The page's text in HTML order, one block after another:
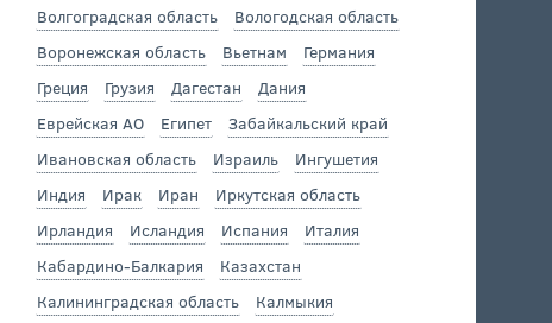
Волгоградская область
Вологодская область
Воронежская область
Вьетнам
Германия
Греция
Грузия Дагестан
Дания
Еврейская АО
Египет
Забайкальский край
Ивановская область
Израиль
Ингушетия
Индия
Ирак Иран
Иркутская область
Ирландия
Исландия Испания
Италия
Кабардино-Балкария
Казахстан
Калининградская область
Калмыкия